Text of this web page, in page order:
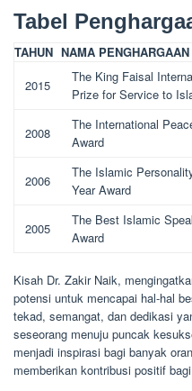
Tabel
TAHUN NAMA PENGHARGAAN
2015
The King Faisal
Prize for Service to
2008
The International
Award
2006
The Islamic
Year Award
2005
The Best Islamic
Award
Kisah Dr. Zakir Naik,
potensi untuk mencapai hal-hal
tekad, semangat, dan dedikasi
seseorang menuju puncak
menjadi inspirasi bagi banyak
memberikan kontribusi positif